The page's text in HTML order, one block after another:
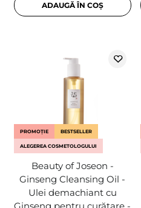
ADAUGĂ ÎN COȘ
PROMOȚIE BESTSELLER
ALEGEREA COSMETOLOGULUI
Beauty of Joseon -
Ginseng Cleansing Oil -
Ulei demachiant cu